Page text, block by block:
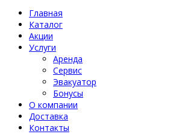
Главная
Каталог
Акции
Услуги
Аренда
Сервис
Эвакуатор
Бонусы
О компании
Доставка
Контакты